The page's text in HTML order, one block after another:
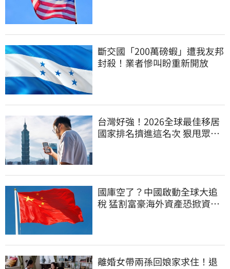
斷交國「200萬磅蝦」遭我友邦
封殺！業者慘叫盼重新開放
台灣好強！2026全球最佳移居
國家排名擠進這名次 狠甩眾多
國庫空了？中國啟動全球大追
稅 猛割富豪海外資產恐掀資金
離婚女帶兩孫回娘家求住！退